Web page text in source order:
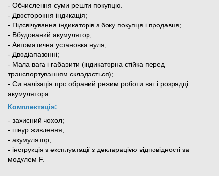
- Обчислення суми решти покупцю.
- Двостороння індикація;
- Підсвічування індикаторів з боку покупця і продавця;
- Вбудований акумулятор;
- Автоматична установка нуля;
- Дводіапазонні;
- Мала вага і габарити (індикаторна стійка перед
транспортуванням складається);
- Сигналізація про обраний режим роботи ваг і розрядці
акумулятора.
Комплектація:
- захисний чохол;
- шнур живлення;
- акумулятор;
- інструкція з експлуатації з декларацією відповідності за
модулем F.